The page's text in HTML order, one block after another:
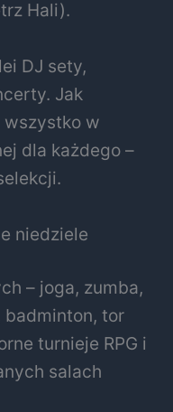
Hali).
DJ sety,
Jak
wszystko w
dla każdego –
niedziele
– joga, zumba,
badminton, tor
turnieje RPG i
salach